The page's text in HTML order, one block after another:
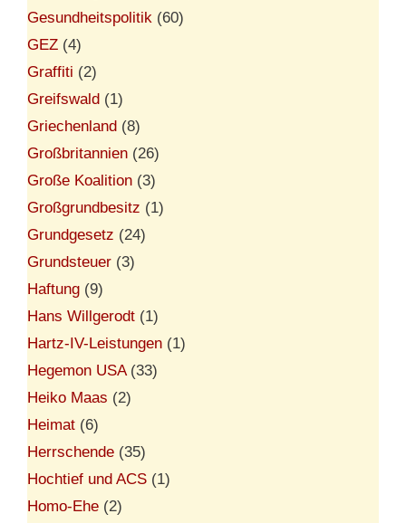
Gesundheitspolitik (60)
GEZ (4)
Graffiti (2)
Greifswald (1)
Griechenland (8)
Großbritannien (26)
Große Koalition (3)
Großgrundbesitz (1)
Grundgesetz (24)
Grundsteuer (3)
Haftung (9)
Hans Willgerodt (1)
Hartz-IV-Leistungen (1)
Hegemon USA(33)
Heiko Maas (2)
Heimat (6)
Herrschende (35)
Hochtief und ACS (1)
Homo-Ehe (2)